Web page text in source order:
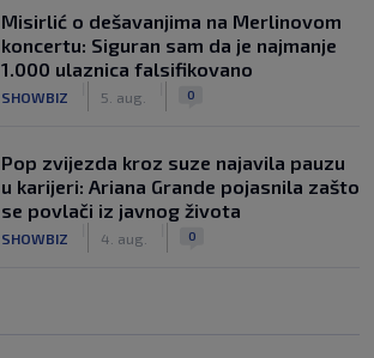
Misirlić o dešavanjima na Merlinovom
koncertu: Siguran sam da je najmanje
1.000 ulaznica falsifikovano
SHOWBIZ 5. aug. 0
Pop zvijezda kroz suze najavila pauzu
u karijeri: Ariana Grande pojasnila zašto
se povlači iz javnog života
SHOWBIZ 4. aug. 0